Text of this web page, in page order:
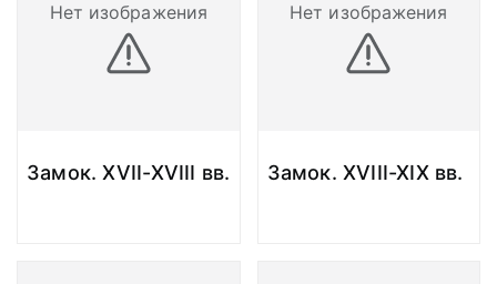
Нет изображения
Замок. XVII-XVIII вв.
Нет изображения
Замок. XVIII-XIX вв.